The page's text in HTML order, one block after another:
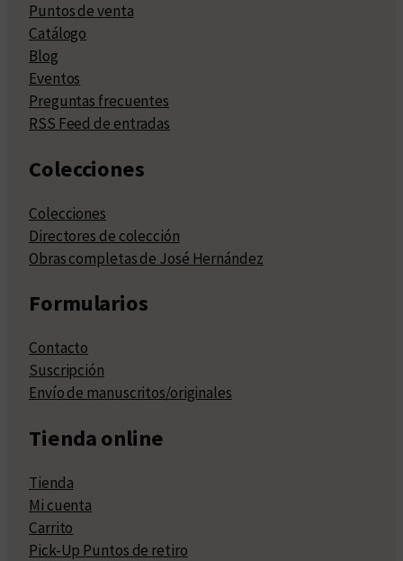
Puntos de venta
Catálogo
Blog
Eventos
Preguntas frecuentes
RSS Feed de entradas
Colecciones
Colecciones
Directores de colección
Obras completas de José Hernández
Formularios
Contacto
Suscripción
Envío de manuscritos/originales
Tienda online
Tienda
Mi cuenta
Carrito
Pick-Up Puntos de retiro